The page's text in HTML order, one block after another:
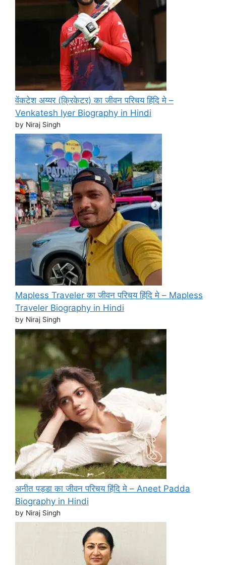
वेंकटेश अय्यर (क्रिकेटर) का जीवन परिचय हिंदि मे –
Venkatesh Iyer Biography in Hindi
by Niraj Singh
Mapless Traveler का जीवन परिचय हिंदि मे – Mapless
Traveler Biography in Hindi
by Niraj Singh
अनीत पड्डा का जीवन परिचय हिंदि मे – Aneet Padda
Biography in Hindi
by Niraj Singh